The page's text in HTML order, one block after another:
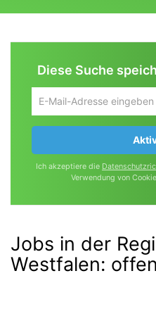
Diese Suche
Um
die
aktuelle
zu
speichern
deine
ein
Ich akzeptiere die
Verwendung von
Jobs in der
Westfalen: